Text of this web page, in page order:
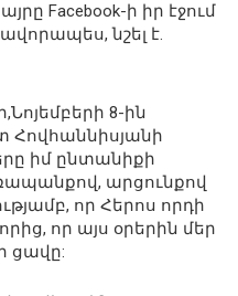
Facebook-ի իր էջում
նշել է.
8-ին
Հովհաննիսյանի
իմ ընտանիքի
արցունքով
որ Հերոս որդի
որ այս օրերին մեր
ցավը: